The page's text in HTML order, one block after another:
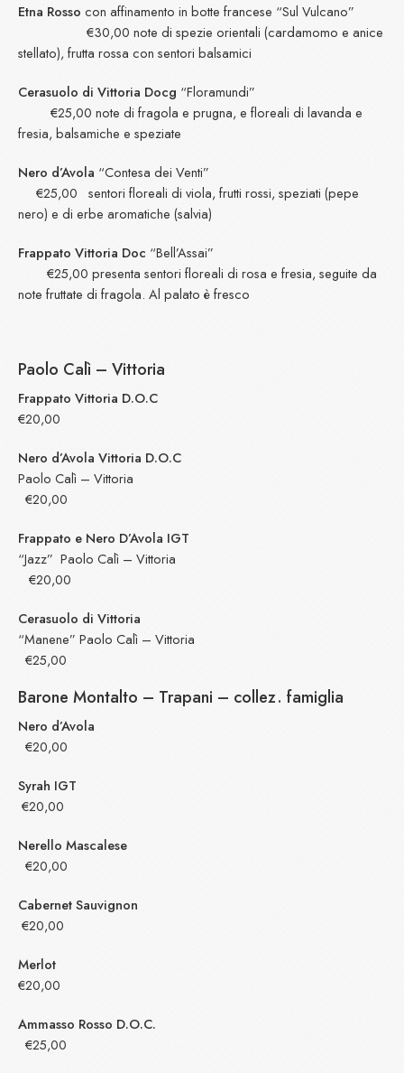
Etna Rosso con affinamento in botte francese “Sul Vulcano”
€30,00 note di spezie orientali (cardamomo e anice
stellato), frutta rossa con sentori balsamici
Cerasuolo di Vittoria Docg “Floramundi”
€25,00 note di fragola e prugna, e floreali di lavanda e
fresia, balsamiche e speziate
Nero d’Avola “Contesa dei Venti”
€25,00 sentori floreali di viola, frutti rossi, speziati (pepe
nero) e di erbe aromatiche (salvia)
Frappato Vittoria Doc “Bell’Assai”
€25,00 presenta sentori floreali di rosa e fresia, seguite da
note fruttate di fragola. Al palato è fresco
Paolo Calì – Vittoria
Frappato Vittoria D.O.C
€20,00
Nero d’Avola Vittoria D.O.C
Paolo Calì – Vittoria
€20,00
Frappato e Nero D’Avola IGT
“Jazz” Paolo Calì – Vittoria
€20,00
Cerasuolo di Vittoria
“Manene” Paolo Calì – Vittoria
€25,00
Barone Montalto – Trapani – collez. famiglia
Nero d’Avola
€20,00
Syrah IGT
€20,00
Nerello Mascalese
€20,00
Cabernet Sauvignon
€20,00
Merlot
€20,00
Ammasso Rosso D.O.C.
€25,00